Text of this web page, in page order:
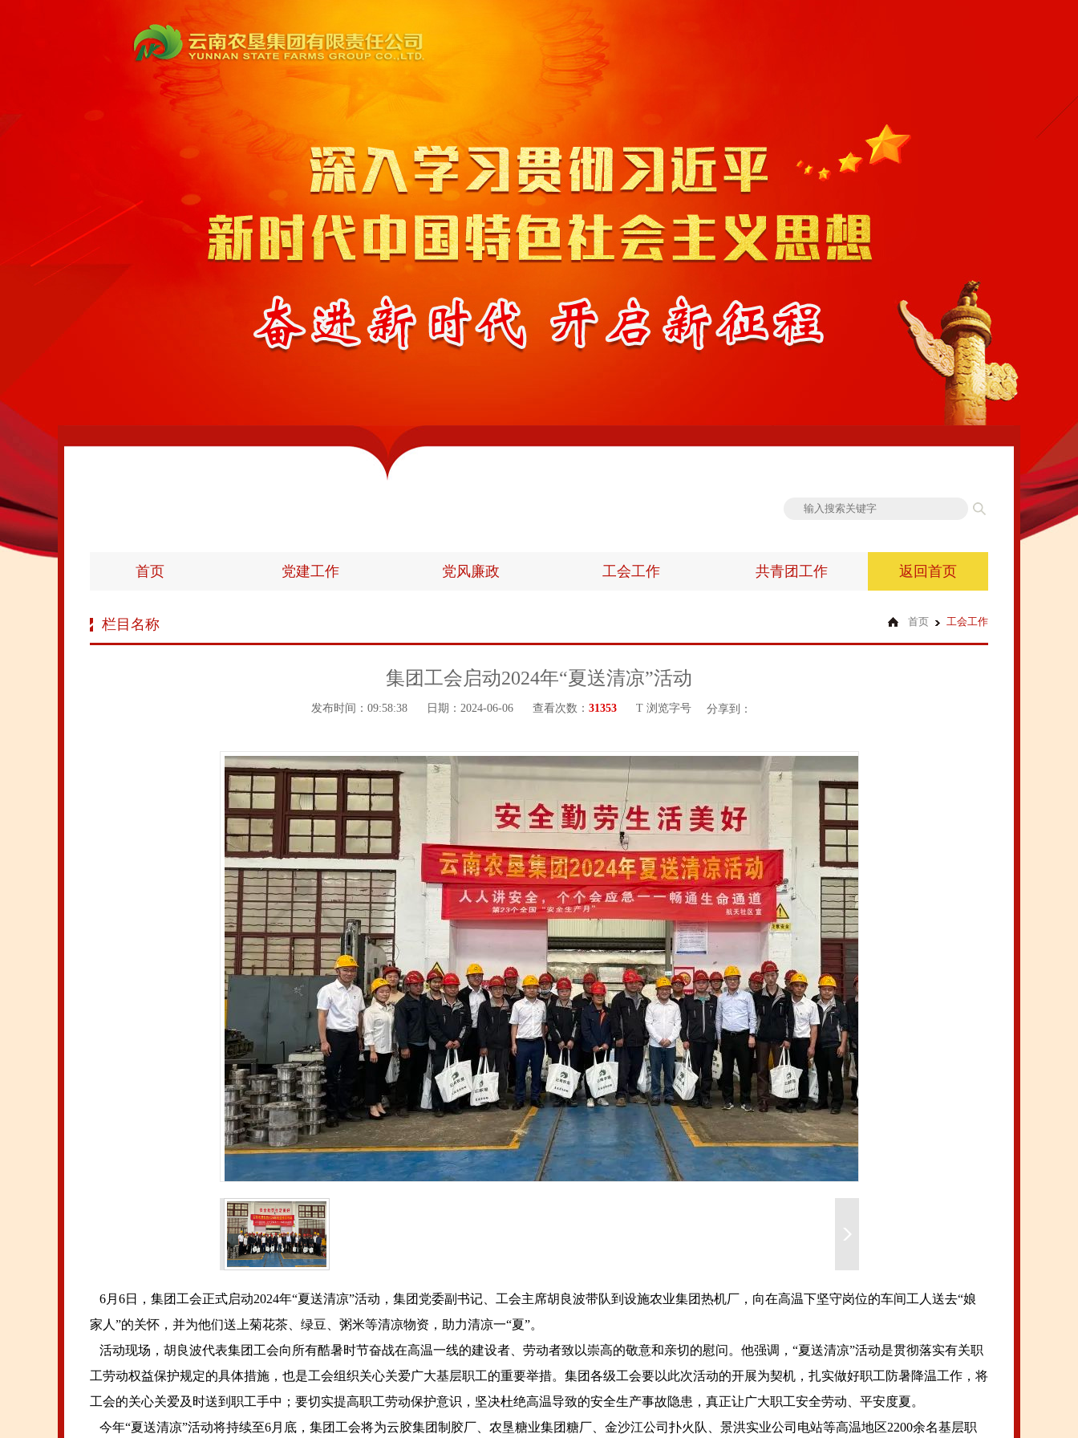
首页 党建工作 党风廉政 工会工作 共青团工作 返回首页
栏目名称 首页 工会工作
集团工会启动2024年“夏送清凉”活动
发布时间：09:58:38 日期：2024-06-06 查看次数： 31353 T 浏览字号 分享到：
6月6日，集团工会正式启动2024年“夏送清凉”活动，集团党委副书记、工会主席胡良波带队到设施农业集团热机厂，向在高温下坚守岗位的车间工人送去“娘
家人”的关怀，并为他们送上菊花茶、绿豆、粥米等清凉物资，助力清凉一“夏”。
活动现场，胡良波代表集团工会向所有酷暑时节奋战在高温一线的建设者、劳动者致以崇高的敬意和亲切的慰问。他强调，“夏送清凉”活动是贯彻落实有关职
工劳动权益保护规定的具体措施，也是工会组织关心关爱广大基层职工的重要举措。集团各级工会要以此次活动的开展为契机，扎实做好职工防暑降温工作，将
工会的关心关爱及时送到职工手中；要切实提高职工劳动保护意识，坚决杜绝高温导致的安全生产事故隐患，真正让广大职工安全劳动、平安度夏。
今年“夏送清凉”活动将持续至6月底，集团工会将为云胶集团制胶厂、农垦糖业集团糖厂、金沙江公司扑火队、景洪实业公司电站等高温地区2200余名基层职